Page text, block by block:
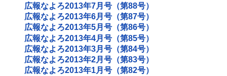
広報なよろ2013年7月号（第88号）
広報なよろ2013年6月号（第87号）
広報なよろ2013年5月号（第86号）
広報なよろ2013年4月号（第85号）
広報なよろ2013年3月号（第84号）
広報なよろ2013年2月号（第83号）
広報なよろ2013年1月号（第82号）